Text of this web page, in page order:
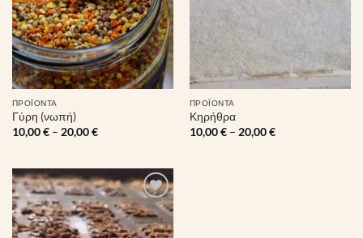
ΠΡΟΪΌΝΤΑ
Γύρη (νωπή)
10,00€ – 20,00€Price
ΠΡΟΪΌΝΤΑ
Κηρήθρα
10,00€ – 20,00€Price
Πρόσθήκη
στην λίστα
επιθυμιών